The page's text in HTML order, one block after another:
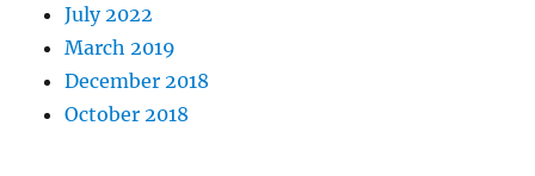
July 2022
March 2019
December 2018
October 2018